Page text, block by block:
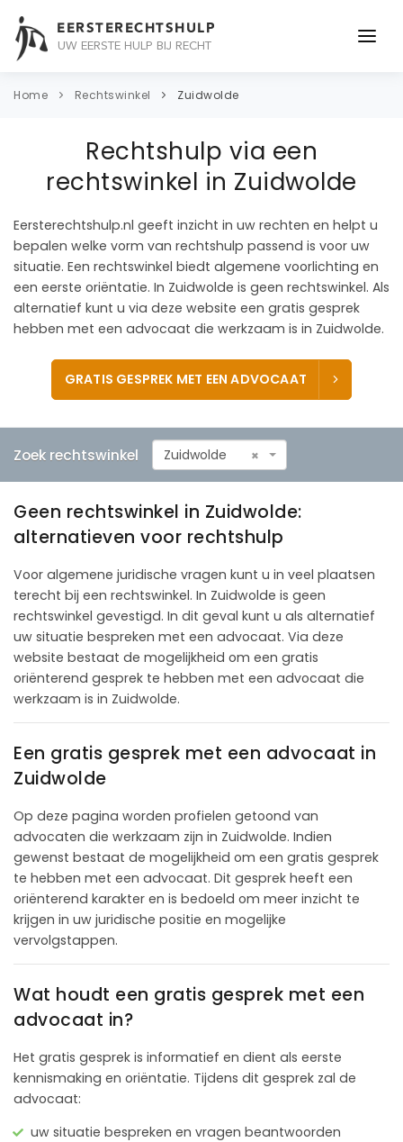
EERSTERECHTSHULP
UW EERSTE HULP BIJ RECHT
ONDERWERPEN
ADVOCAAT
CONTACT
Home Rechtswinkel Zuidwolde
Rechtshulp via een
rechtswinkel in Zuidwolde
Eersterechtshulp.nl geeft inzicht in uw rechten en helpt u
bepalen welke vorm van rechtshulp passend is voor uw
situatie. Een rechtswinkel biedt algemene voorlichting en
een eerste oriëntatie. In Zuidwolde is geen rechtswinkel. Als
alternatief kunt u via deze website een gratis gesprek
hebben met een advocaat die werkzaam is in Zuidwolde.
GRATIS GESPREK MET EEN ADVOCAAT
Zoek rechtswinkel ×
Zuidwolde
Geen rechtswinkel in Zuidwolde:
alternatieven voor rechtshulp
Voor algemene juridische vragen kunt u in veel plaatsen
terecht bij een rechtswinkel. In Zuidwolde is geen
rechtswinkel gevestigd. In dit geval kunt u als alternatief
uw situatie bespreken met een advocaat. Via deze
website bestaat de mogelijkheid om een gratis
oriënterend gesprek te hebben met een advocaat die
werkzaam is in Zuidwolde.
Een gratis gesprek met een advocaat in
Zuidwolde
Op deze pagina worden profielen getoond van
advocaten die werkzaam zijn in Zuidwolde. Indien
gewenst bestaat de mogelijkheid om een gratis gesprek
te hebben met een advocaat. Dit gesprek heeft een
oriënterend karakter en is bedoeld om meer inzicht te
krijgen in uw juridische positie en mogelijke
vervolgstappen.
Wat houdt een gratis gesprek met een
advocaat in?
Het gratis gesprek is informatief en dient als eerste
kennismaking en oriëntatie. Tijdens dit gesprek zal de
advocaat:
uw situatie bespreken en vragen beantwoorden